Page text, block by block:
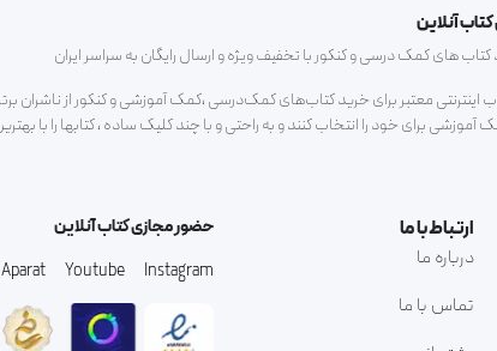
آنلاین
های کمک درسی و کنکور با تخفیف ویژه و ارسال رایگان به سراسر ایران
اینترنتی معتبر برای خرید کتاب‌های کمک‌درسی ،کمک آموزشی و کنکور از ناشران
برای خود را انتخاب کنند و به راحتی و با چند کلیک ساده ، کتابها را با
ارتباط با ما
درباره ما
تماس با ما
حضور مجازی کتاب آنلاین
Instagram
Youtube
Aparat